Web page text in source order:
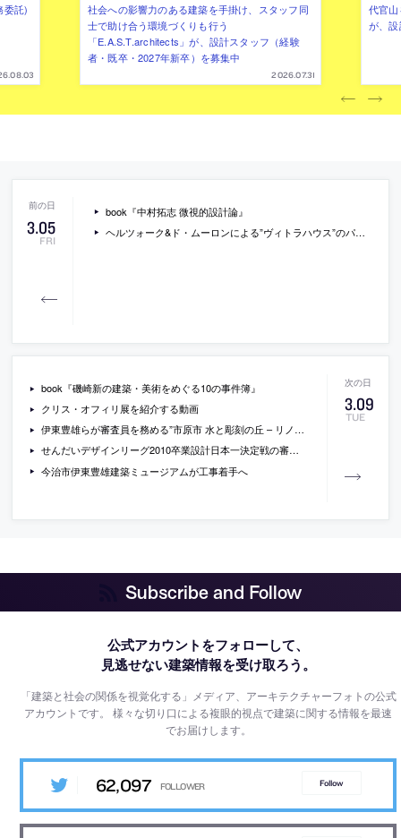
委託)
社会への影響力のある建築を手掛け、スタッフ同
士で助け合う環境づくりも行う
「E.A.S.T.architects」が、設計スタッフ（経験
者・既卒・2027年新卒）を募集中
2026.07.31
代官
が、
3.05
FRI
book『中村拓志 微視的設計論』
ヘルツォーク&ド・ムーロンによる”ヴィトラハウス”のパノラマVR写真
3.09
TUE
book『磯崎新の建築・美術をめぐる10の事件簿』
クリス・オフィリ展を紹介する動画
伊東豊雄らが審査員を務める”市原市 水と彫刻の丘 – リノベーション プロポーザル”の一次審査結果
せんだいデザインリーグ2010卒業設計日本一決定戦の審査結果
今治市伊東豊雄建築ミュージアムが工事着手へ
Subscribe and Follow
公式アカウントをフォローして、
見逃せない建築情報を受け取ろう。
「建築と社会の関係を視覚化する」メディア、アーキテクチャーフォトの公式
アカウントです。様々な切り口による複眼的視点で建築に関する情報を最速
でお届けします。
62,097 Follow